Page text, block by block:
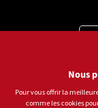
Moyens de
Langue
Nous
Pour vous offrir la
comme les cookies